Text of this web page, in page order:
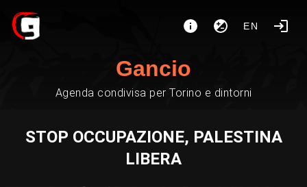
EN
Gancio
Agenda condivisa per Torino e dintorni
STOP OCCUPAZIONE, PALESTINA
LIBERA